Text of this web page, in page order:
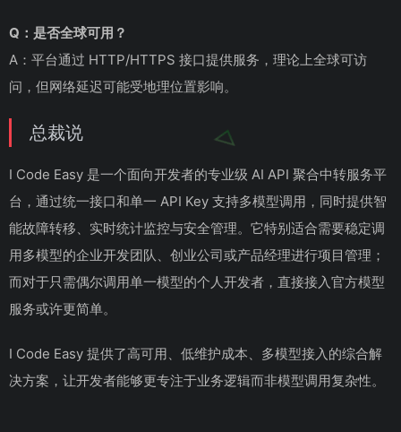
Q：是否全球可用？
A：平台通过 HTTP/HTTPS 接口提供服务，理论上全球可访
问，但网络延迟可能受地理位置影响。
总裁说
I Code Easy 是一个面向开发者的专业级 AI API 聚合中转服务平
台，通过统一接口和单一 API Key 支持多模型调用，同时提供智
能故障转移、实时统计监控与安全管理。它特别适合需要稳定调
用多模型的企业开发团队、创业公司或产品经理进行项目管理；
而对于只需偶尔调用单一模型的个人开发者，直接接入官方模型
服务或许更简单。
I Code Easy 提供了高可用、低维护成本、多模型接入的综合解
决方案，让开发者能够更专注于业务逻辑而非模型调用复杂性。